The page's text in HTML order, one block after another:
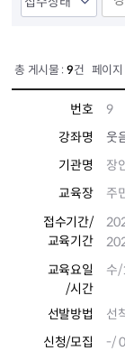
총 게시물 : 9건 페이지
번호
9
강좌명
웃
기관명
장
교육장
주
접수기간/
교육기간
교육요일
/시간
수/
선발방법
선
신청/모집
-/ 0